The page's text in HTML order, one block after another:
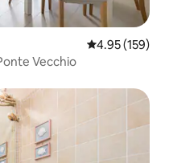
Calificación
4.95 (159)
Vecchio